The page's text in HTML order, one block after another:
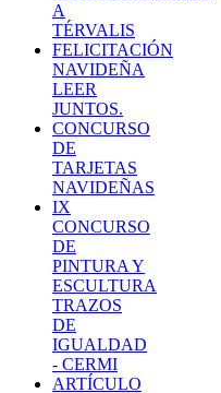
A
TÉRVALIS
FELICITACIÓN
NAVIDEÑA
LEER
JUNTOS.
CONCURSO
DE
TARJETAS
NAVIDEÑAS
IX
CONCURSO
DE
PINTURA Y
ESCULTURA
TRAZOS
DE
IGUALDAD
- CERMI
ARTÍCULO